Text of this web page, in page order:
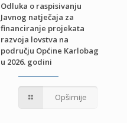
Odluka o raspisivanju
Javnog natječaja za
financiranje projekata
razvoja lovstva na
području Općine Karlobag
u 2026. godini
Opširnije